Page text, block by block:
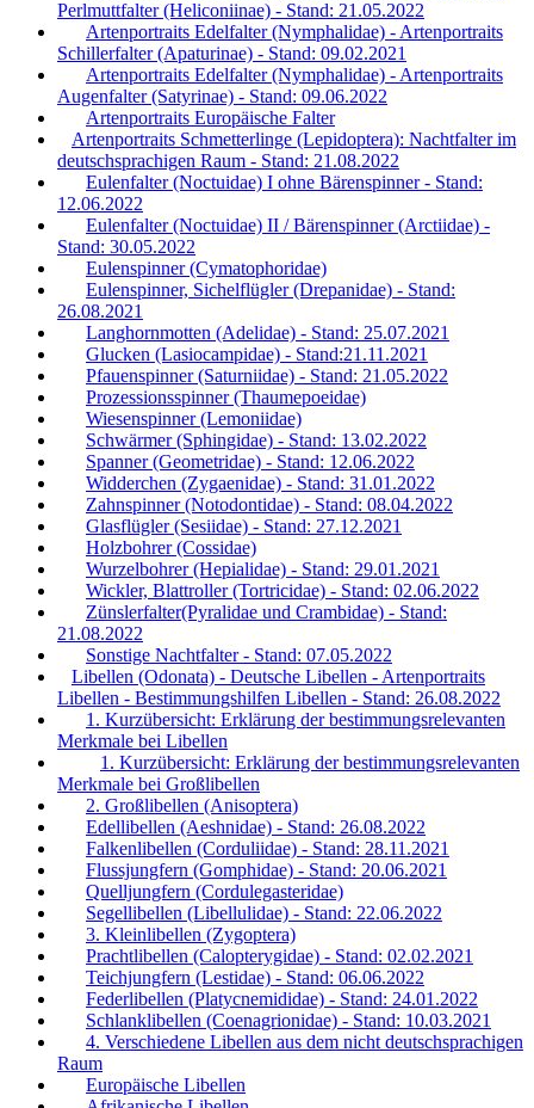
Perlmuttfalter (Heliconiinae) - Stand: 21.05.2022
Artenportraits Edelfalter (Nymphalidae) - Artenportraits
Schillerfalter (Apaturinae) - Stand: 09.02.2021
Artenportraits Edelfalter (Nymphalidae) - Artenportraits
Augenfalter (Satyrinae) - Stand: 09.06.2022
Artenportraits Europäische Falter
Artenportraits Schmetterlinge (Lepidoptera): Nachtfalter im
deutschsprachigen Raum - Stand: 21.08.2022
Eulenfalter (Noctuidae) I ohne Bärenspinner - Stand:
12.06.2022
Eulenfalter (Noctuidae) II / Bärenspinner (Arctiidae) -
Stand: 30.05.2022
Eulenspinner (Cymatophoridae)
Eulenspinner, Sichelflügler (Drepanidae) - Stand:
26.08.2021
Langhornmotten (Adelidae) - Stand: 25.07.2021
Glucken (Lasiocampidae) - Stand:21.11.2021
Pfauenspinner (Saturniidae) - Stand: 21.05.2022
Prozessionsspinner (Thaumepoeidae)
Wiesenspinner (Lemoniidae)
Schwärmer (Sphingidae) - Stand: 13.02.2022
Spanner (Geometridae) - Stand: 12.06.2022
Widderchen (Zygaenidae) - Stand: 31.01.2022
Zahnspinner (Notodontidae) - Stand: 08.04.2022
Glasflügler (Sesiidae) - Stand: 27.12.2021
Holzbohrer (Cossidae)
Wurzelbohrer (Hepialidae) - Stand: 29.01.2021
Wickler, Blattroller (Tortricidae) - Stand: 02.06.2022
Zünslerfalter(Pyralidae und Crambidae) - Stand:
21.08.2022
Sonstige Nachtfalter - Stand: 07.05.2022
Libellen (Odonata) - Deutsche Libellen - Artenportraits
Libellen - Bestimmungshilfen Libellen - Stand: 26.08.2022
1. Kurzübersicht: Erklärung der bestimmungsrelevanten
Merkmale bei Libellen
1. Kurzübersicht: Erklärung der bestimmungsrelevanten
Merkmale bei Großlibellen
2. Großlibellen (Anisoptera)
Edellibellen (Aeshnidae) - Stand: 26.08.2022
Falkenlibellen (Corduliidae) - Stand: 28.11.2021
Flussjungfern (Gomphidae) - Stand: 20.06.2021
Quelljungfern (Cordulegasteridae)
Segellibellen (Libellulidae) - Stand: 22.06.2022
3. Kleinlibellen (Zygoptera)
Prachtlibellen (Calopterygidae) - Stand: 02.02.2021
Teichjungfern (Lestidae) - Stand: 06.06.2022
Federlibellen (Platycnemididae) - Stand: 24.01.2022
Schlanklibellen (Coenagrionidae) - Stand: 10.03.2021
4. Verschiedene Libellen aus dem nicht deutschsprachigen
Raum
Europäische Libellen